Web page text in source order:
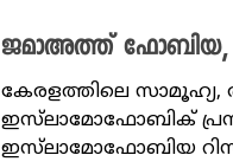
ജമാഅത്ത് ഫോബിയ,
കേരളത്തിലെ സാമൂഹ്യ,
ഇസ്‌ലാമോഫോബിക്
ഇസ്‌ലാമോഫോബിയ